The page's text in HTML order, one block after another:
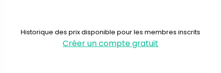
Historique des prix disponible pour les membres inscrits
Créer un compte gratuit